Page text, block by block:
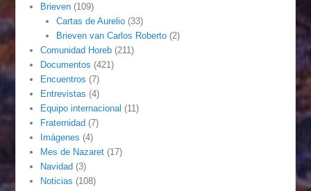
Brieven (109)
Cartas de Aurelio(33)
Brieven van Carlos Roberto(2)
Comunidad Horeb (211)
Documentos (421)
Encuentros (7)
Entrevistas (4)
Equipo internacional (11)
Fraternidad (7)
Imágenes (4)
Mes de Nazaret (17)
Navidad (3)
Noticias (108)